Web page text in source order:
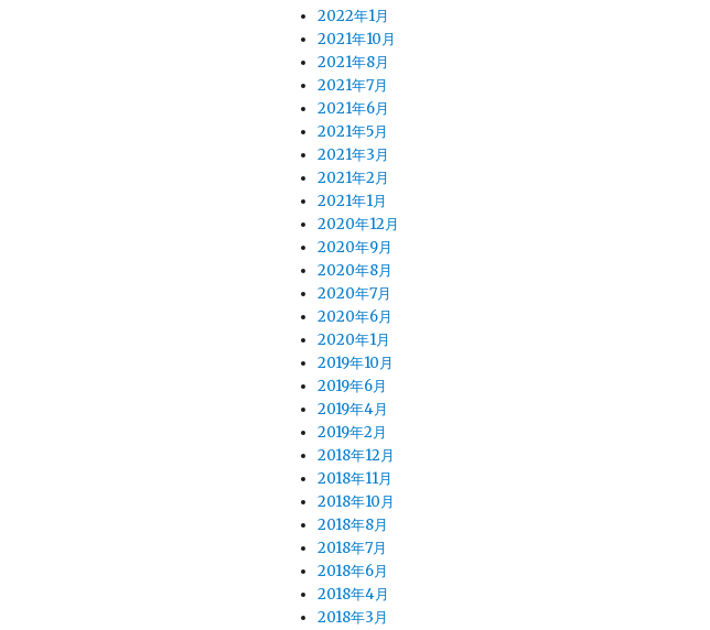
2022年1月
2021年10月
2021年8月
2021年7月
2021年6月
2021年5月
2021年3月
2021年2月
2021年1月
2020年12月
2020年9月
2020年8月
2020年7月
2020年6月
2020年1月
2019年10月
2019年6月
2019年4月
2019年2月
2018年12月
2018年11月
2018年10月
2018年8月
2018年7月
2018年6月
2018年4月
2018年3月